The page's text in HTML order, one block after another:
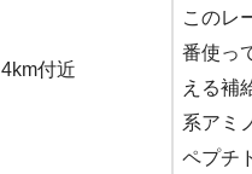
4km付近
このレ
番使っ
える補
系アミ
ペプチ